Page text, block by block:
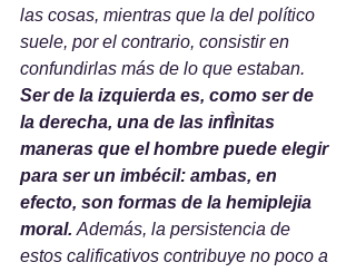
las cosas, mientras que la del político
suele, por el contrario, consistir en
confundirlas más de lo que estaban.
Ser de la izquierda es, como ser de
la derecha, una de las infÌnitas
maneras que el hombre puede elegir
para ser un imbécil: ambas, en
efecto, son formas de la hemiplejia
moral. Además, la persistencia de
estos calificativos contribuye no poco a